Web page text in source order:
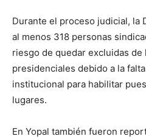
Durante el proceso judicial, la
al menos 318 personas
riesgo de quedar excluidas
presidenciales debido a la
institucional para habilitar
lugares.
En Yopal también fueron